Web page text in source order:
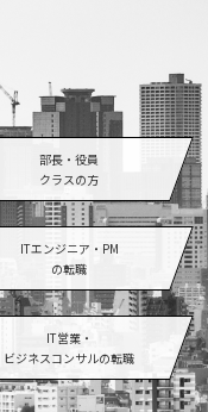
部長・役員
クラスの方
ITエンジニア・PM
の転職
IT営業・
ビジネスコンサルの転職